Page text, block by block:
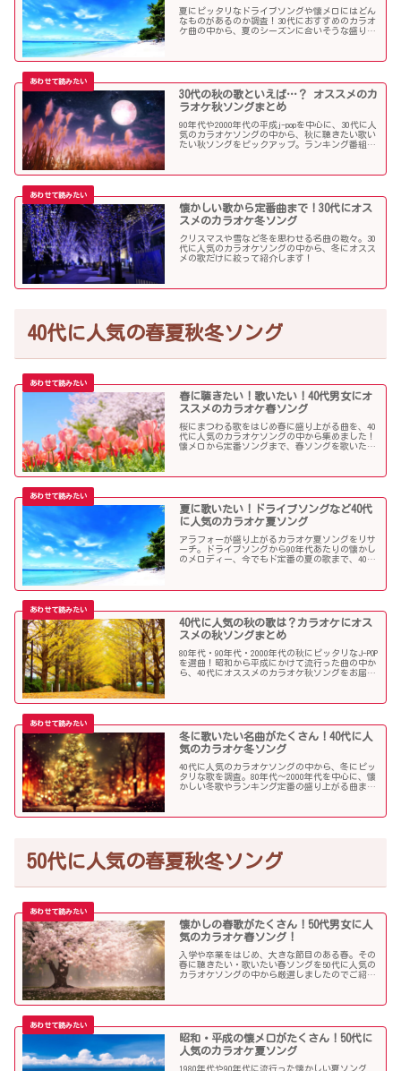
夏にピッタリなドライブソングや懐メロにはどん
なものがあるのか調査！30代におすすめのカラオ
ケ曲の中から、夏のシーズンに合いそうな盛り上
30代の秋の歌といえば…？ オススメのカ
ラオケ秋ソングまとめ
90年代や2000年代の平成j-popを中心に、30代に人
気のカラオケソングの中から、秋に聴きたい歌い
たい秋ソングをピックアップ。ランキング番組で
懐かしい歌から定番曲まで！30代にオス
スメのカラオケ冬ソング
クリスマスや雪など冬を思わせる名曲の数々。30
代に人気のカラオケソングの中から、冬にオスス
メの歌だけに絞って紹介します！
40代に人気の春夏秋冬ソング
春に聴きたい！歌いたい！40代男女にオ
ススメのカラオケ春ソング
桜にまつわる歌をはじめ春に盛り上がる曲を、40
代に人気のカラオケソングの中から集めました！
懐メロから定番ソングまで、春ソングを歌いたい
夏に歌いたい！ドライブソングなど40代
に人気のカラオケ夏ソング
アラフォーが盛り上がるカラオケ夏ソングをリサ
ーチ。ドライブソングから90年代あたりの懐かし
のメロディー、今でもド定番の夏の歌まで、40代
40代に人気の秋の歌は？カラオケにオス
スメの秋ソングまとめ
80年代・90年代・2000年代の秋にピッタリなJ-POP
を選曲！昭和から平成にかけて流行った曲の中か
ら、40代にオススメのカラオケ秋ソングをお届け
冬に歌いたい名曲がたくさん！40代に人
気のカラオケ冬ソング
40代に人気のカラオケソングの中から、冬にピッ
タリな歌を調査。80年代〜2000年代を中心に、懐
かしい冬歌やランキング定番の盛り上がる曲まで
50代に人気の春夏秋冬ソング
懐かしの春歌がたくさん！50代男女に人
気のカラオケ春ソング！
入学や卒業をはじめ、大きな節目のある春。その
春に聴きたい・歌いたい春ソングを50代に人気の
カラオケソングの中から厳選しましたのでご紹介
昭和・平成の懐メロがたくさん！50代に
人気のカラオケ夏ソング
1980年代や90年代に流行った懐かしい夏ソング